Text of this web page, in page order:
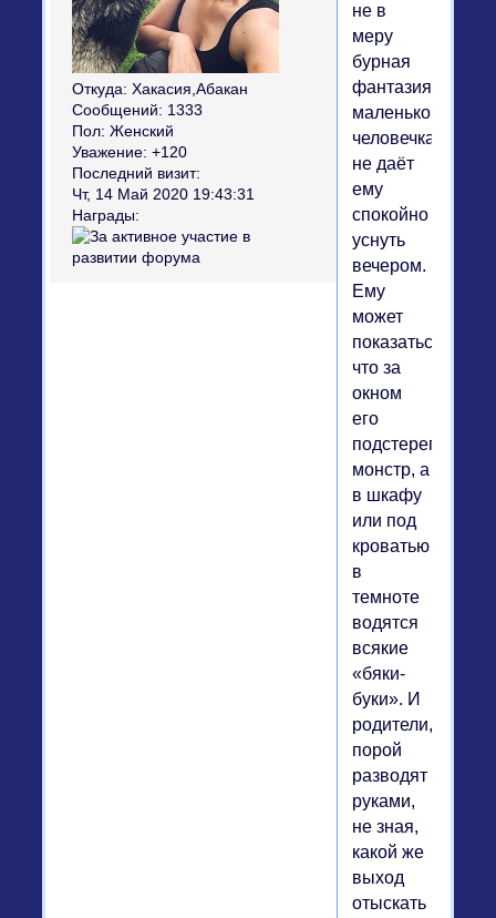
Откуда: Хакасия,Абакан
Сообщений: 1333
Пол: Женский
Уважение: +120
Последний визит:
Чт, 14 Май 2020 19:43:31
Награды:
не в
меру
бурная
фантазия
маленького
человечка
не даёт
ему
спокойно
уснуть
вечером.
Ему
может
показаться,
что за
окном
его
подстерегает
монстр, а
в шкафу
или под
кроватью
в
темноте
водятся
всякие
«бяки-
буки». И
родители,
порой
разводят
руками,
не зная,
какой же
выход
отыскать